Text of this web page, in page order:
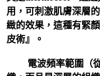
用，可刺激肌膚深層
緻的效果，這種有緊
皮術』。
電波頻率範圍（從